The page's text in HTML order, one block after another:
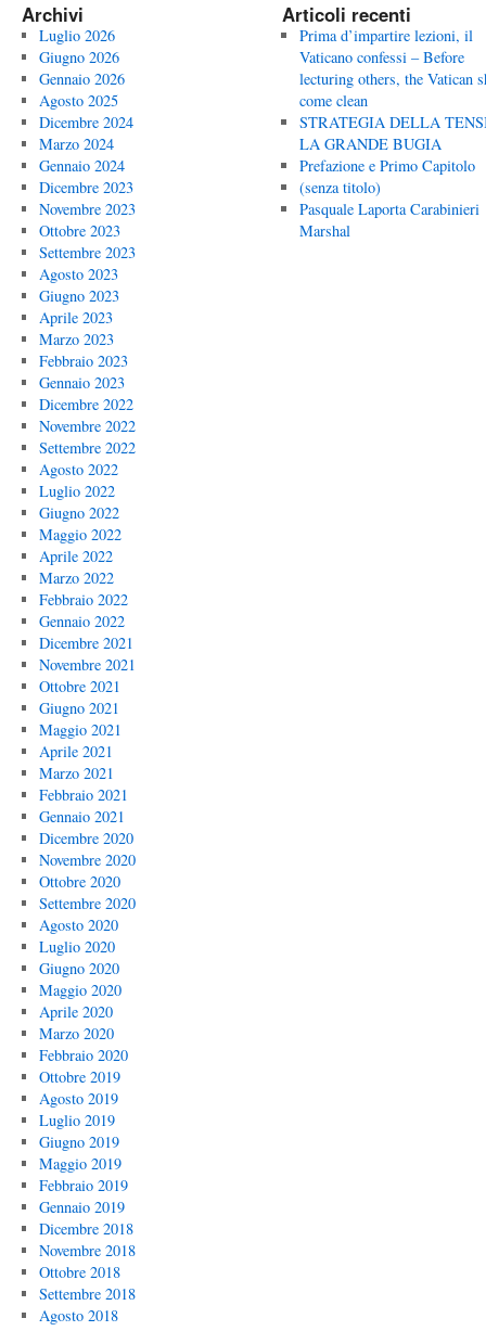
Archivi
Luglio 2026
Giugno 2026
Gennaio 2026
Agosto 2025
Dicembre 2024
Marzo 2024
Gennaio 2024
Dicembre 2023
Novembre 2023
Ottobre 2023
Settembre 2023
Agosto 2023
Giugno 2023
Aprile 2023
Marzo 2023
Febbraio 2023
Gennaio 2023
Dicembre 2022
Novembre 2022
Settembre 2022
Agosto 2022
Luglio 2022
Giugno 2022
Maggio 2022
Aprile 2022
Marzo 2022
Febbraio 2022
Gennaio 2022
Dicembre 2021
Novembre 2021
Ottobre 2021
Giugno 2021
Maggio 2021
Aprile 2021
Marzo 2021
Febbraio 2021
Gennaio 2021
Dicembre 2020
Novembre 2020
Ottobre 2020
Settembre 2020
Agosto 2020
Luglio 2020
Giugno 2020
Maggio 2020
Aprile 2020
Marzo 2020
Febbraio 2020
Ottobre 2019
Agosto 2019
Luglio 2019
Giugno 2019
Maggio 2019
Febbraio 2019
Gennaio 2019
Dicembre 2018
Novembre 2018
Ottobre 2018
Settembre 2018
Agosto 2018
Articoli recenti
Prima d’impartire lezioni, il
Vaticano confessi – Before
lecturing others, the Vatican
come clean
STRATEGIA DELLA
LA GRANDE BUGIA
Prefazione e Primo Capitolo
(senza titolo)
Pasquale Laporta Carabinieri
Marshal